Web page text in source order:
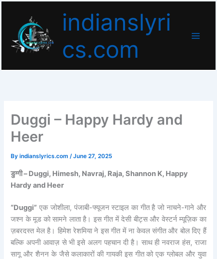
content
indianslyri
cs.com
Duggi – Happy Hardy and
Heer
Byindianslyrics.com/June 27, 2025
डुग्गी – Duggi, Himesh, Navraj, Raja, Shannon K, Happy
Hardy and Heer
“Duggi” एक जोशीला, पंजाबी-फ्यूजन स्टाइल का गीत है जो नाचने-गाने और
जश्न के मूड को सामने लाता है। इस गीत में देसी बीट्स और वेस्टर्न म्यूज़िक का
ज़बरदस्त मेल है। हिमेश रेशमिया ने इस गीत में ना केवल संगीत और बोल दिए हैं
बल्कि अपनी आवाज़ से भी इसे अलग पहचान दी है। साथ ही नवराज हंस, राजा
सागू और शैनन के जैसे कलाकारों की गायकी इस गीत को एक ग्लोबल और युवा